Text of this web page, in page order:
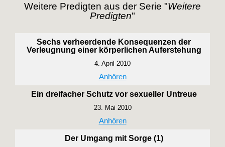
Weitere Predigten aus der Serie "Weitere
Predigten"
Sechs verheerdende Konsequenzen der
Verleugnung einer körperlichen Auferstehung
4. April 2010
Anhören
Ein dreifacher Schutz vor sexueller Untreue
23. Mai 2010
Anhören
Der Umgang mit Sorge (1)